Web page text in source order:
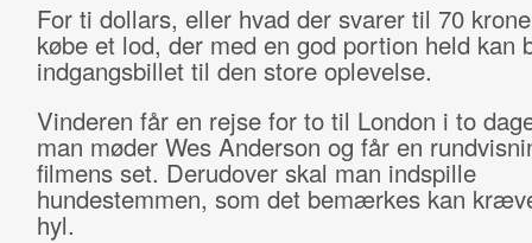
For ti dollars, eller hvad der svarer til 70
købe et lod, der med en god portion held kan
indgangsbillet til den store oplevelse.
Vinderen får en rejse for to til London i to
man møder Wes Anderson og får en
filmens set. Derudover skal man indspille
hundestemmen, som det bemærkes kan
hyl.